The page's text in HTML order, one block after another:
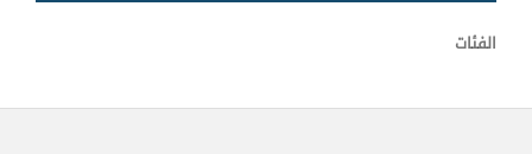
الفئات